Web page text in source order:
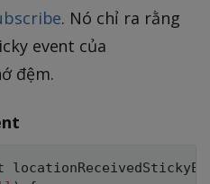
. Nó chỉ ra rằng
event của
đệm.